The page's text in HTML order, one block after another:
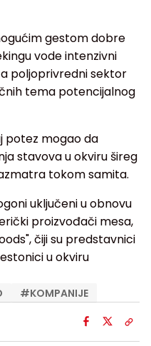
gestom dobre
vode intenzivni
poljoprivredni sektor
tema potencijalnog
potez mogao da
stavova u okviru šireg
tokom samita.
uključeni u obnovu
proizvođači mesa,
čiji su predstavnici
u okviru
#KOMPANIJE